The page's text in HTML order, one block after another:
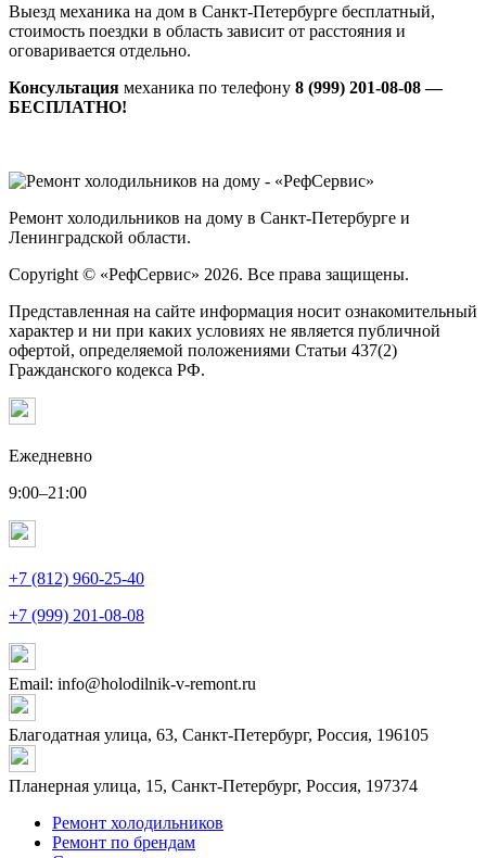
Выезд механика на дом в Санкт-Петербурге бесплатный,
стоимость поездки в область зависит от расстояния и
оговаривается отдельно.
Консультация механика по телефону 8 (999) 201-08-08 —
БЕСПЛАТНО!
Ремонт холодильников на дому в Санкт-Петербурге и
Ленинградской области.
Copyright © «РефСервис» 2026. Все права защищены.
Представленная на сайте информация носит ознакомительный
характер и ни при каких условиях не является публичной
офертой, определяемой положениями Статьи 437(2)
Гражданского кодекса РФ.
Ежедневно
9:00–21:00
+7 (812) 960-25-40
+7 (999) 201-08-08
Email: info@holodilnik-v-remont.ru
Благодатная улица, 63, Санкт-Петербург, Россия, 196105
Планерная улица, 15, Санкт-Петербург, Россия, 197374
Ремонт холодильников
Ремонт по брендам